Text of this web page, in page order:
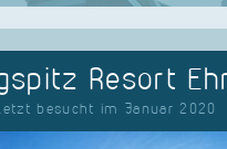
Resort
besucht im Januar 2020